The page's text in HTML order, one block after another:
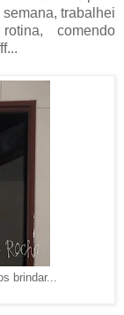
trabalhei
comendo
brindar...